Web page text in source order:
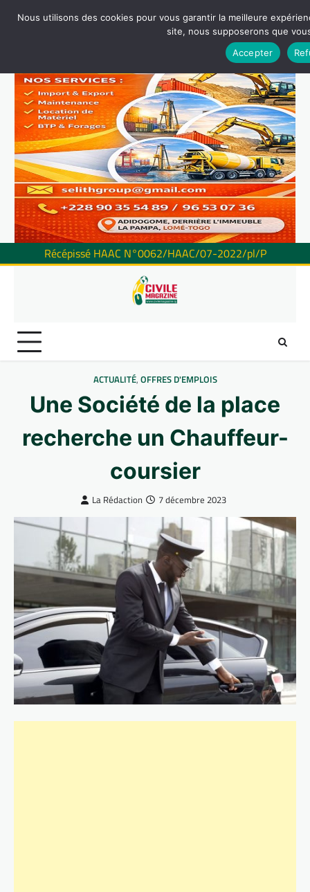
Récépissé HAAC N°0062/HAAC/07-2022/pl/P
ACTUALITÉ, OFFRES D'EMPLOIS
Une Société de la place
recherche un Chauffeur-
coursier
La Rédaction 7 décembre 2023
Nous utilisons des cookies pour vous garantir la meilleure
site, nous supposerons que
Accepter